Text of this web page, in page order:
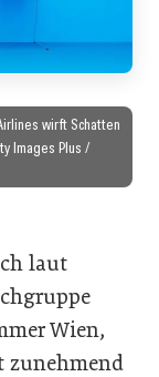
wirft Schatten
Images Plus /
laut
Wien,
zunehmend